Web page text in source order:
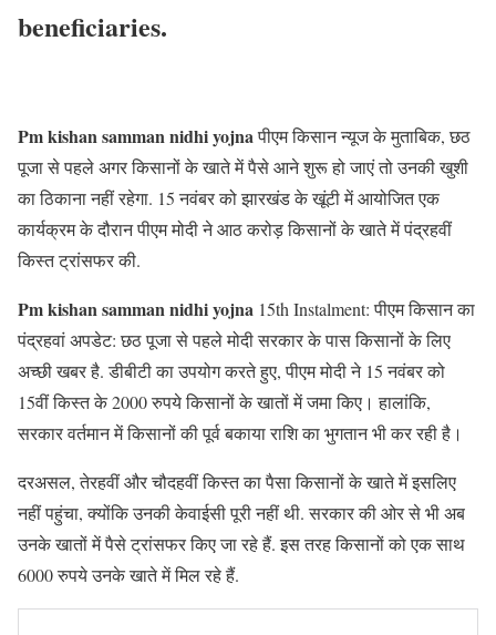
beneficiaries.
Pm kishan samman nidhi yojnaपीएम किसान न्यूज के मुताबिक, छठ
पूजा से पहले अगर किसानों के खाते में पैसे आने शुरू हो जाएं तो उनकी खुशी
का ठिकाना नहीं रहेगा. 15 नवंबर को झारखंड के खूंटी में आयोजित एक
कार्यक्रम के दौरान पीएम मोदी ने आठ करोड़ किसानों के खाते में पंद्रहवीं
किस्त ट्रांसफर की.
Pm kishan samman nidhi yojna 15th Instalment: पीएम किसान का
पंद्रहवां अपडेट: छठ पूजा से पहले मोदी सरकार के पास किसानों के लिए
अच्छी खबर है. डीबीटी का उपयोग करते हुए, पीएम मोदी ने 15 नवंबर को
15वीं किस्त के 2000 रुपये किसानों के खातों में जमा किए। हालांकि,
सरकार वर्तमान में किसानों की पूर्व बकाया राशि का भुगतान भी कर रही है।
दरअसल, तेरहवीं और चौदहवीं किस्त का पैसा किसानों के खाते में इसलिए
नहीं पहुंचा, क्योंकि उनकी केवाईसी पूरी नहीं थी. सरकार की ओर से भी अब
उनके खातों में पैसे ट्रांसफर किए जा रहे हैं. इस तरह किसानों को एक साथ
6000 रुपये उनके खाते में मिल रहे हैं.